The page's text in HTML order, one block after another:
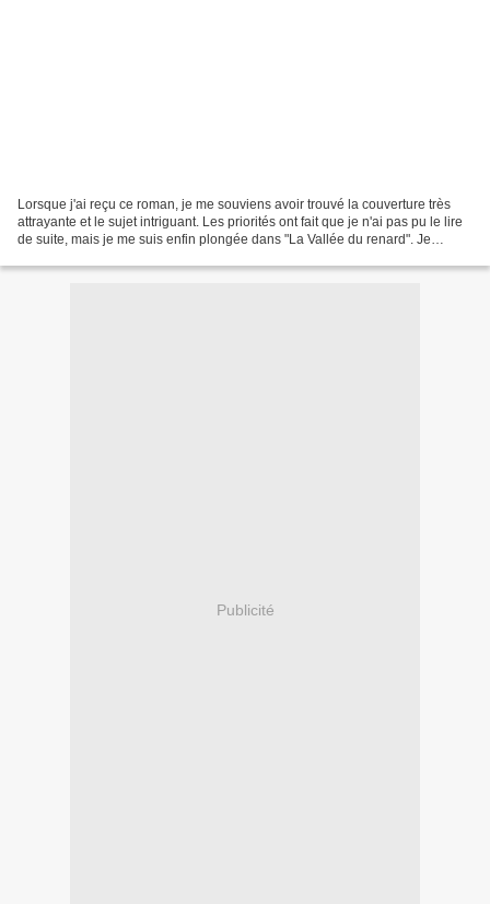
Lorsque j'ai reçu ce roman, je me souviens avoir trouvé la couverture très
attrayante et le sujet intriguant. Les priorités ont fait que je n'ai pas pu le lire
de suite, mais je me suis enfin plongée dans "La Vallée du renard". Je
Publicité